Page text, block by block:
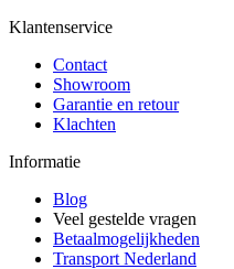
Klantenservice
Contact
Showroom
Garantie en retour
Klachten
Informatie
Blog
Veel gestelde vragen
Betaalmogelijkheden
Transport Nederland